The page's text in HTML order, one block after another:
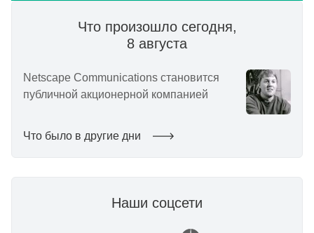
Что произошло сегодня,
8 августа
Netscape Communications становится
публичной акционерной компанией
Что было в другие дни
Наши соцсети